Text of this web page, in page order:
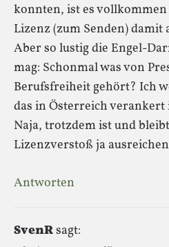
konnten, ist es vollkommen
Lizenz (zum Senden) damit
Aber so lustig die Engel-
mag: Schonmal was von
Berufsfreiheit gehört? Ich
das in Österreich verankert
Naja, trotzdem ist und
Lizenzverstoß ja
Antworten
SvenRsagt: